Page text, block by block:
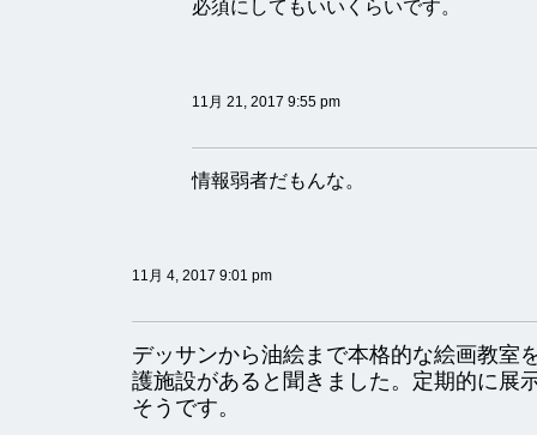
必須にしてもいいくらいです。
11月 21, 2017 9:55 pm
情報弱者だもんな。
11月 4, 2017 9:01 pm
デッサンから油絵まで本格的な絵画教室
護施設があると聞きました。定期的に展
そうです。